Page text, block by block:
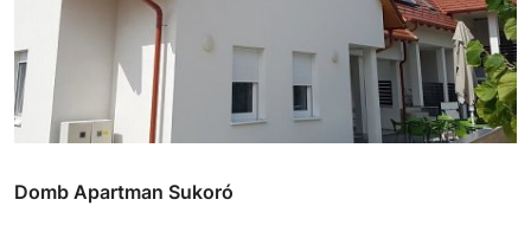
Domb Apartman Sukoró